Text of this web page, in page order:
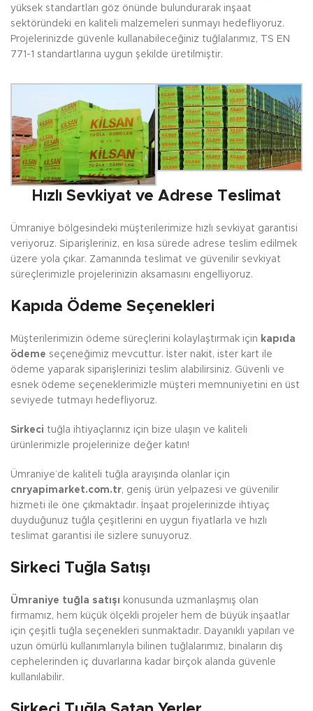
yüksek standartları göz önünde bulundurarak inşaat
sektöründeki en kaliteli malzemeleri sunmayı hedefliyoruz.
Projelerinizde güvenle kullanabileceğiniz tuğlalarımız, TS EN
771-1 standartlarına uygun şekilde üretilmiştir.
Hızlı Sevkiyat ve Adrese Teslimat
Ümraniye bölgesindeki müşterilerimize hızlı sevkiyat garantisi
veriyoruz. Siparişleriniz, en kısa sürede adrese teslim edilmek
üzere yola çıkar. Zamanında teslimat ve güvenilir sevkiyat
süreçlerimizle projelerinizin aksamasını engelliyoruz.
Kapıda Ödeme Seçenekleri
Müşterilerimizin ödeme süreçlerini kolaylaştırmak için kapıda
ödeme seçeneğimiz mevcuttur. İster nakit, ister kart ile
ödeme yaparak siparişlerinizi teslim alabilirsiniz. Güvenli ve
esnek ödeme seçeneklerimizle müşteri memnuniyetini en üst
seviyede tutmayı hedefliyoruz.
Sirkeci tuğla ihtiyaçlarınız için bize ulaşın ve kaliteli
ürünlerimizle projelerinize değer katın!
Ümraniye’de kaliteli tuğla arayışında olanlar için
cnryapimarket.com.tr, geniş ürün yelpazesi ve güvenilir
hizmeti ile öne çıkmaktadır. İnşaat projelerinizde ihtiyaç
duyduğunuz tuğla çeşitlerini en uygun fiyatlarla ve hızlı
teslimat garantisi ile sizlere sunuyoruz.
Sirkeci Tuğla Satışı
Ümraniye tuğla satışı konusunda uzmanlaşmış olan
firmamız, hem küçük ölçekli projeler hem de büyük inşaatlar
için çeşitli tuğla seçenekleri sunmaktadır. Dayanıklı yapıları ve
uzun ömürlü kullanımlarıyla bilinen tuğlalarımız, binaların dış
cephelerinden iç duvarlarına kadar birçok alanda güvenle
kullanılabilir.